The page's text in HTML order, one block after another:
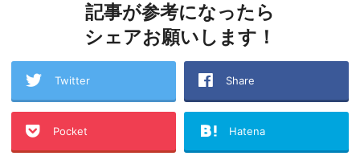
記事が参考になったら
シェアお願いします！
Twitter Share
Pocket Hatena